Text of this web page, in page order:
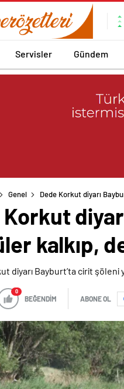
Servisler Gündem
Genel Dede Korkut diyarı
Korkut
kalkıp,
0
BEĞENDİM ABONE OL